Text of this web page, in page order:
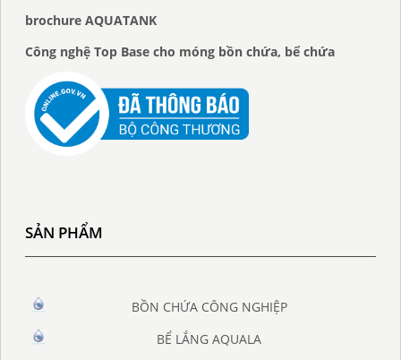
brochure AQUATANK
Công nghệ Top Base cho móng bồn chứa, bể chứa
SẢN PHẨM
BỒN CHỨA CÔNG NGHIỆP
BỂ LẮNG AQUALA